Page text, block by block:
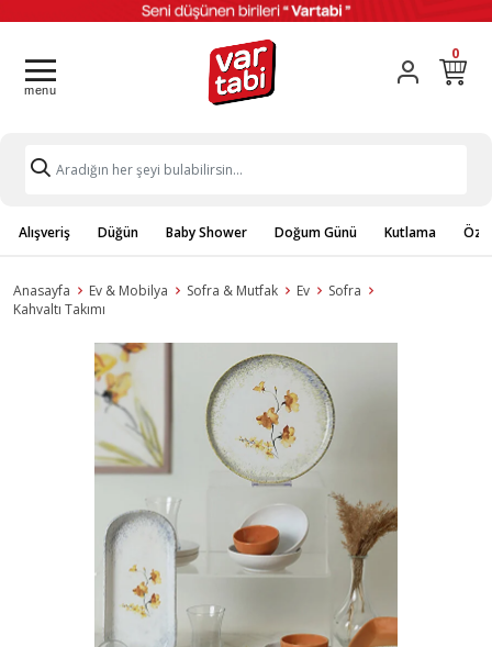
0
Alışveriş Düğün Baby Shower Doğum Günü Kutlama
Anasayfa Ev & Mobilya Sofra & Mutfak Ev
Sofra
Kahvaltı Takımı